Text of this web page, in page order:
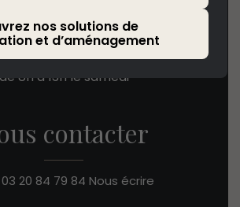
18h30 du lundi au vendredi
8h à 13h le samedi
contacter
03 20 84 79 84 Nous écrire
nos solutions de
et d’aménagement